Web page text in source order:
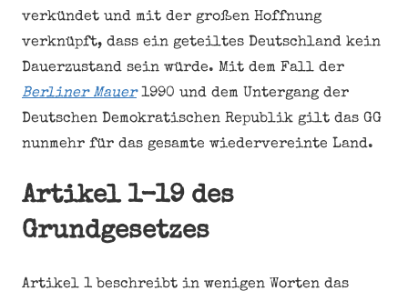
verkündet und mit der großen Hoffnung
verknüpft, dass ein geteiltes Deutschland kein
Dauerzustand sein würde. Mit dem Fall der
Berliner Mauer1990 und dem Untergang der
Deutschen Demokratischen Republik gilt das GG
nunmehr für das gesamte wiedervereinte Land.
Artikel 1-19 des
Grundgesetzes
Artikel 1 beschreibt in wenigen Worten das